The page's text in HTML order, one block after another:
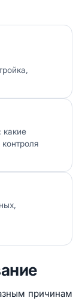
какие
причинам